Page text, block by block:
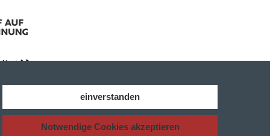
Sie zudem zu jedem Produkt das entsprechende
einverstanden
Notwendige Cookies akzeptieren